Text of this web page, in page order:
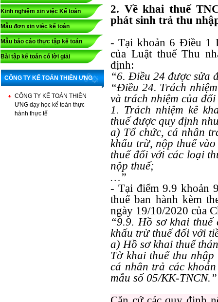
Kinh nghiệm xin việc Kế toán
Mẫu đơn xin việc kế toán
Mẫu báo cáo thực tập kế toán
Bài tập kế toán có lời giải
CÔNG TY KẾ TOÁN THIÊN ƯNG
CÔNG TY KẾ TOÁN THIÊN
ƯNG dạy học kế toán thực
hành thực tế
2. Về khai thuế
phát sinh trả thu
- Tại khoản 6 Điều 1
của Luật thuế Thu
định:
“6. Điều 24 được sửa
“Điều 24. Trách
và trách nhiệm của
1. Trách nhiệm kê
thuế được quy định
a) Tổ chức, cá nhân
khấu trừ, nộp thuế
thuế đối với các loại
nộp thuế;
…”
- Tại điểm 9.9 khoản
thuế ban hành kèm
ngày 19/10/2020 của
“9.9. Hồ sơ khai
khấu trừ thuế đối với
a) Hồ sơ khai thuế thá
Tờ khai thuế thu nhập
cá nhân trả các khoả
mẫu số05/KK-TNCN.”